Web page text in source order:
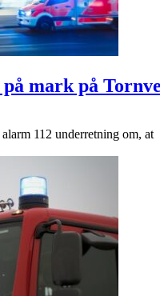
mark på
112 underretning om, at